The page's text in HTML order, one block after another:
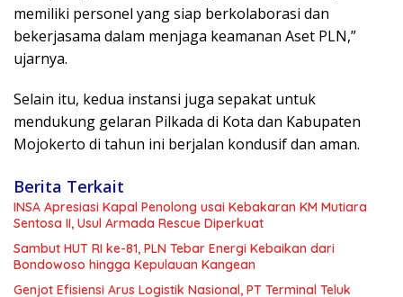
memiliki personel yang siap berkolaborasi dan
bekerjasama dalam menjaga keamanan Aset PLN,”
ujarnya.
Selain itu, kedua instansi juga sepakat untuk
mendukung gelaran Pilkada di Kota dan Kabupaten
Mojokerto di tahun ini berjalan kondusif dan aman.
Berita Terkait
INSA Apresiasi Kapal Penolong usai Kebakaran KM Mutiara
Sentosa II, Usul Armada Rescue Diperkuat
Sambut HUT RI ke-81, PLN Tebar Energi Kebaikan dari
Bondowoso hingga Kepulauan Kangean
Genjot Efisiensi Arus Logistik Nasional, PT Terminal Teluk